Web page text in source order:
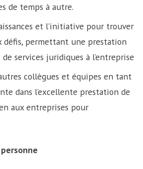
de temps à autre.
et l’initiative pour trouver
défis, permettant une prestation
services juridiques à l’entreprise
collègues et équipes en tant
dans l’excellente prestation de
aux entreprises pour